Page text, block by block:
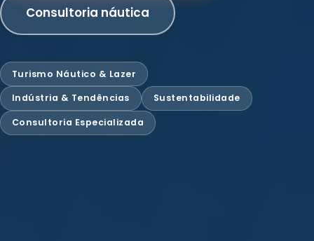
Consultoria náutica
Turismo Náutico & Lazer
Indústria & Tendências Sustentabilidade
Consultoria Especializada